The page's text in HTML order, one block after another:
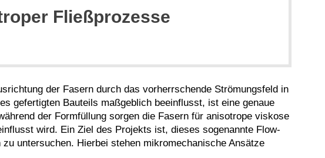
Fließprozesse
der Fasern durch das vorherrschende Strömungsfeld in
gefertigten Bauteils maßgeblich beeinflusst, ist eine genaue
der Formfüllung sorgen die Fasern für anisotrope viskose
wird. Ein Ziel des Projekts ist, dieses sogenannte Flow-
untersuchen. Hierbei stehen mikromechanische Ansätze